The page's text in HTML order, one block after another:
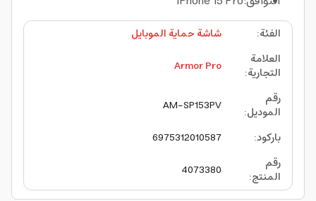
الفئة:
شاشة حماية الموبايل
العلامة
التجارية:
Armor Pro
رقم
الموديل:
AM-SP153PV
باركود:
6975312010587
رقم
المنتج:
4073380